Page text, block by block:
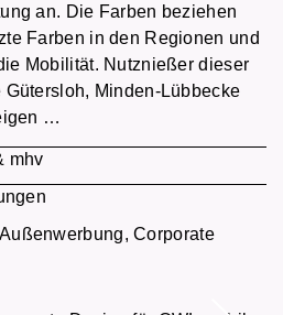
an. Die Farben beziehen
Farben in den Regionen und
Mobilität. Nutznießer dieser
Minden-Lübbecke
…
mhv
Außenwerbung,Corporate